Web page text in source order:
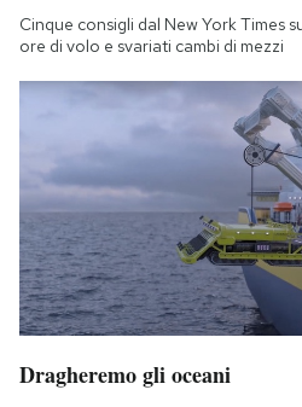
Cinque consigli dal New York Times
ore di volo e svariati cambi di mezzi
Dragheremo gli oceani